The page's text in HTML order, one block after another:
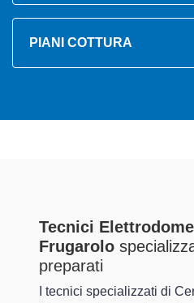
PIANI COTTURA
Tecnici
Frugarolo
preparati
I tecnici specializzati di